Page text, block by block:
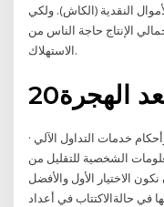
النقدية (الكاش). ولكي
الإنتاج حاجة الناس من
الاستهلاك.
خدمات التداول الآلي ·
الشخصية للتقليل من
الاختيار الأول والأفضل
في حالةالاكتتاب في أعداد